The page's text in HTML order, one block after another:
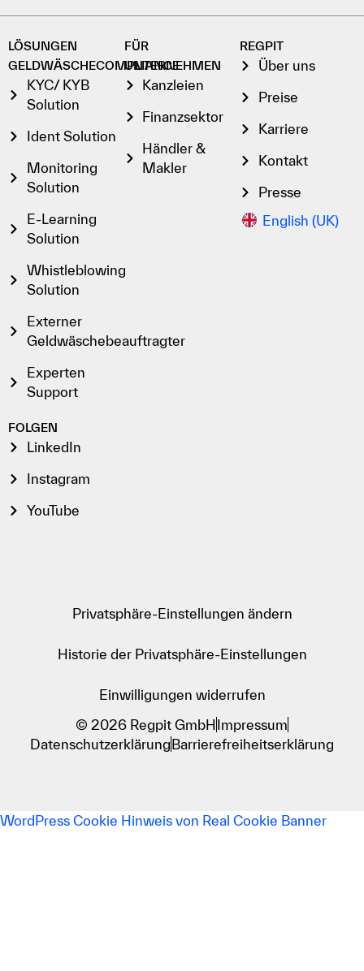
LÖSUNGEN
GELDWÄSCHECOMPLIANCE
KYC/ KYB
Solution
Ident Solution
Monitoring
Solution
E-Learning
Solution
Whistleblowing
Solution
Externer
Geldwäschebeauftragter
Experten
Support
FÜR
UNTERNEHMEN
Kanzleien
Finanzsektor
Händler &
Makler
REGPIT
Über uns
Preise
Karriere
Kontakt
Presse
English (UK)
FOLGEN
LinkedIn
Instagram
YouTube
Privatsphäre-Einstellungen ändern
Historie der Privatsphäre-Einstellungen
Einwilligungen widerrufen
© 2026 Regpit GmbHImpressum
DatenschutzerklärungBarrierefreiheitserklärung
WordPress Cookie Hinweis von Real Cookie Banner